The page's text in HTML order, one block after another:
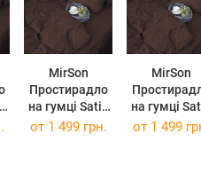
MirSon
Простирадло
на гумці Satin
Premium 0211
MirSon
на гумці Satin
Premium
от 1 499 грн. от 1 499